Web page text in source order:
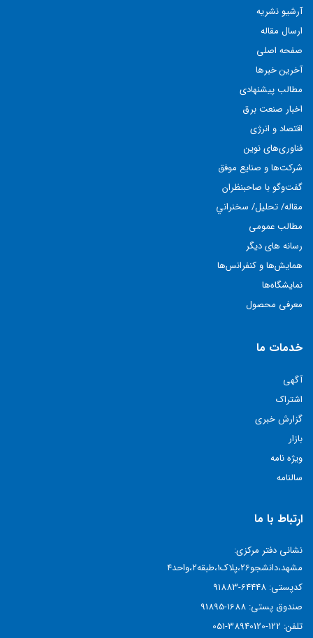
آرشیو نشریه
ارسال مقاله
صفحه اصلی
آخرین خبرها
مطالب پيشنهادی
اخبار صنعت برق
اقتصاد و انرژی
فناوری‌های نوين
شركت‌ها و صنايع موفق
گفت‌وگو با صاحبنظران
مقاله/ تحليل/ سخنراني
مطالب عمومی
رسانه های دیگر
همايش‌ها و كنفرانس‌ها
نمايشگاه‌ها
معرفی محصول
خدمات ما
آگهی
اشتراک
گزارش خبری
بازار
ویژه نامه
سالنامه
ارتباط با ما
نشانی دفتر مرکزی:
مشهد،دانشجو26،پلاک1،طبقه2،واحد4
کدپستی:
صندوق پستی:
تلفن: